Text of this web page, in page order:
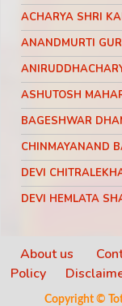
ACHARYA SHRI
ANANDMURTI
ASHUTOSH
BAGESHWAR
CHINMAYANAND
DEVI
DEVI HEMLATA
DEVKINANDANJI
DIDI MAA SADHVI
INDRADEV
About us
Policy
Copyright ©